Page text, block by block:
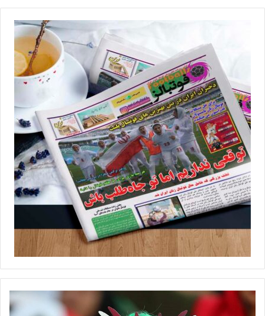
مسئله می‌تواند روی کیفیت فنی شاگردان یوری کراسنوژان تاثیرگذار
📰 منبع :فوتبال360 📸عکس :فدراسیون فوتبال
با فوتبالز همراه شوید◾️فوتبالز را در اینستاگرام دنبال کنید
footballs.women@
برچسب ها تیم ملی فوتبال فدراسیون فوتبال فوتبال
فوتبال بانوان
فوتبال زنان
مریم آزمون